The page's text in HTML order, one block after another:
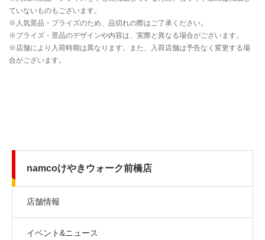
namcoけやきウォーク前橋店
店舗情報
イベント&ニュース